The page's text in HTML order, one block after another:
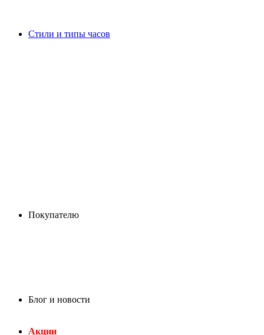
Стили и типы часов
Покупателю
Блог и новости
Акции